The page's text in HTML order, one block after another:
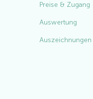
Preise & Zugang
Auswertung
Auszeichnungen